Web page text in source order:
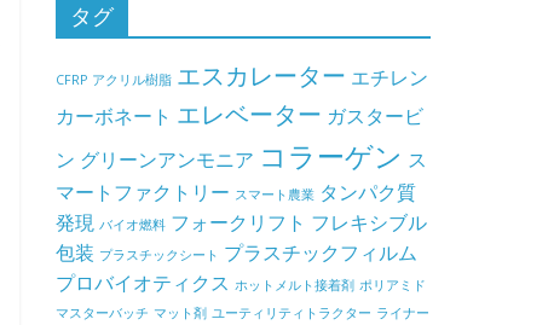
タグ
CFRP アクリル樹脂 エスカレーター エチレン
カーボネート エレベーター ガスタービ
ン グリーンアンモニア コラーゲン ス
マートファクトリー スマート農業 タンパク質
発現 バイオ燃料 フォークリフト フレキシブル
包装 プラスチックシート プラスチックフィルム
プロバイオティクス ホットメルト接着剤 ポリアミド
マスターバッチ マット剤 ユーティリティトラクター ライナー